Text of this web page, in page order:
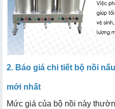
2. Báo giá chi tiết bộ nồi
mới nhất
Mức giá của bộ nồi này